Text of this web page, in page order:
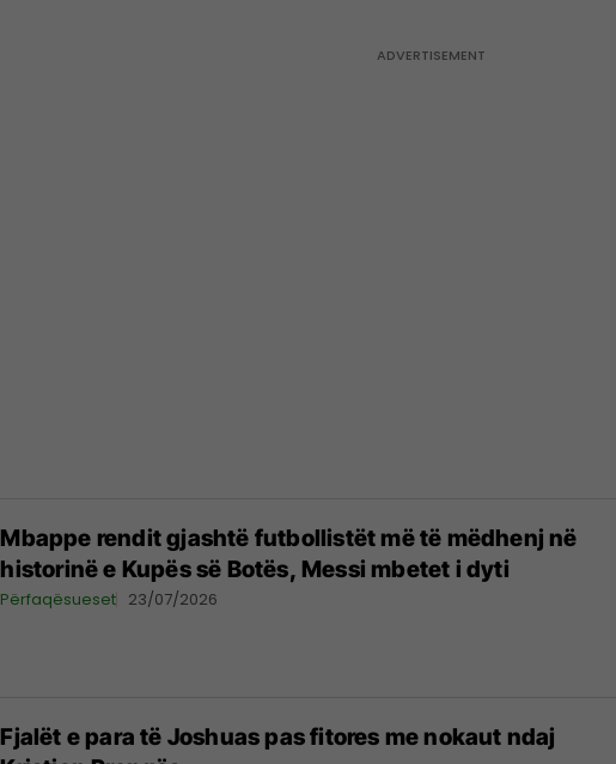
Mbappe rendit gjashtë futbollistët më të mëdhenj në
historinë e Kupës së Botës, Messi mbetet i dyti
Përfaqësueset 23/07/2026
Fjalët e para të Joshuas pas fitores me nokaut ndaj